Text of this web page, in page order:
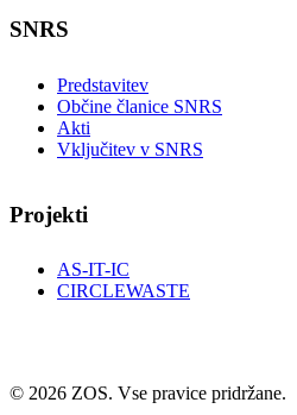
SNRS
Predstavitev
Občine članice SNRS
Akti
Vključitev v SNRS
Projekti
AS-IT-IC
CIRCLEWASTE
© 2026 ZOS. Vse pravice pridržane.